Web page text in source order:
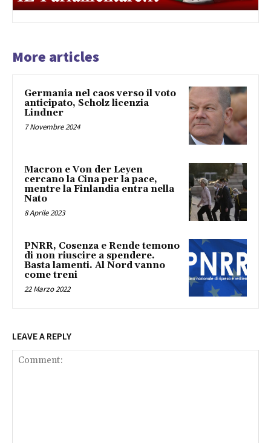
More articles
Germania nel caos verso il voto
anticipato, Scholz licenzia
Lindner
7 Novembre 2024
Macron e Von der Leyen
cercano la Cina per la pace,
mentre la Finlandia entra nella
Nato
8 Aprile 2023
PNRR, Cosenza e Rende temono
di non riuscire a spendere.
Basta lamenti. Al Nord vanno
come treni
22 Marzo 2022
LEAVE A REPLY